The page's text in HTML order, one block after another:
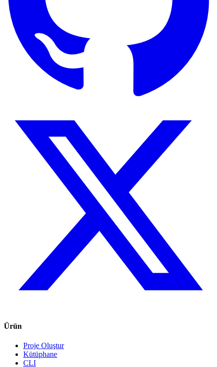
Ürün
Proje Oluştur
Kütüphane
CLI